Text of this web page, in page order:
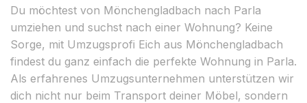
Du möchtest von Mönchengladbach nach Parla
umziehen und suchst nach einer Wohnung? Keine
Sorge, mit Umzugsprofi Eich aus Mönchengladbach
findest du ganz einfach die perfekte Wohnung in Parla.
Als erfahrenes Umzugsunternehmen unterstützen wir
dich nicht nur beim Transport deiner Möbel, sondern